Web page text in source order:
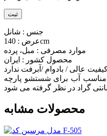
جنس : شانل
عرض : 140cm
موارد مصرفی : مبل، پرده
محصول کشور : ایران
عالی / بادوام /آبرفت ندارد
آب برای شستشو پارچه
محصولات مشابه